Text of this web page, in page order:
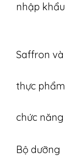
nhập khẩu
Saffron và
thực phẩm
chức năng
Bộ dưỡng